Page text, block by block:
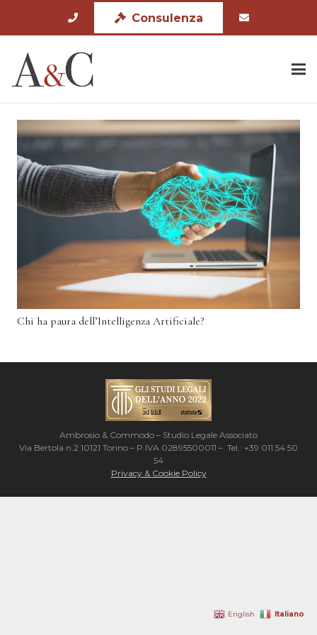
Consulenza
Chi ha paura dell’Intelligenza Artificiale?
Ambrosio & Commodo – Studio Legale Associato
Via Bertola n.2 10121 Torino – P.IVA 02895500011 – Tel.: +39 011 54 50
54
Privacy & Cookie Policy
English Italiano